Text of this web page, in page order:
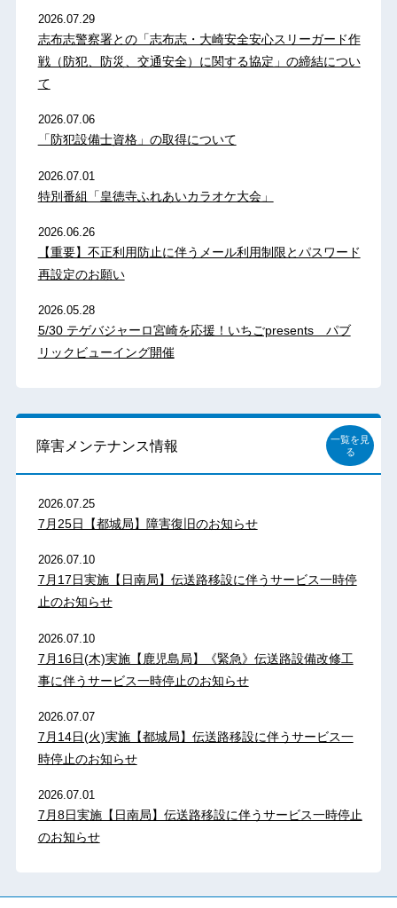
2026.07.29
志布志警察署との「志布志・大崎安全安心スリーガード作
戦（防犯、防災、交通安全）に関する協定」の締結につい
て
2026.07.06
「防犯設備士資格」の取得について
2026.07.01
特別番組「皇徳寺ふれあいカラオケ大会」
2026.06.26
【重要】不正利用防止に伴うメール利用制限とパスワード
再設定のお願い
2026.05.28
5/30 テゲバジャーロ宮崎を応援！いちごpresents パブ
リックビューイング開催
障害メンテナンス情報
一覧を見
る
2026.07.25
7月25日【都城局】障害復旧のお知らせ
2026.07.10
7月17日実施【日南局】伝送路移設に伴うサービス一時停
止のお知らせ
2026.07.10
7月16日(木)実施【鹿児島局】《緊急》伝送路設備改修工
事に伴うサービス一時停止のお知らせ
2026.07.07
7月14日(火)実施【都城局】伝送路移設に伴うサービス一
時停止のお知らせ
2026.07.01
7月8日実施【日南局】伝送路移設に伴うサービス一時停止
のお知らせ